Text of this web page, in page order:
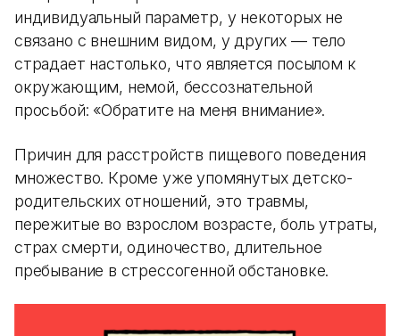
индивидуальный параметр, у некоторых не
связано с внешним видом, у других — тело
страдает настолько, что является посылом к
окружающим, немой, бессознательной
просьбой: «Обратите на меня внимание».
Причин для расстройств пищевого поведения
множество. Кроме уже упомянутых детско-
родительских отношений, это травмы,
пережитые во взрослом возрасте, боль утраты,
страх смерти, одиночество, длительное
пребывание в стрессогенной обстановке.